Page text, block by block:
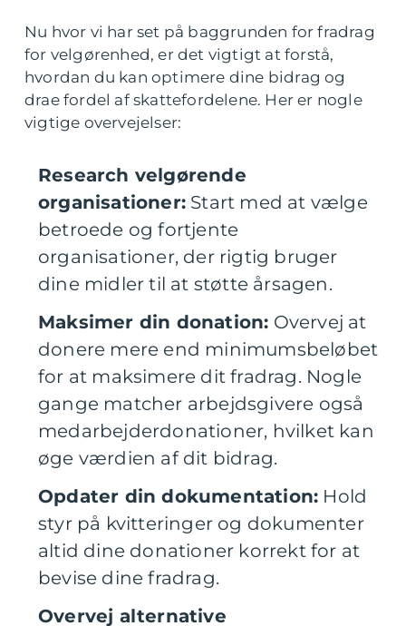
Nu hvor vi har set på baggrunden for fradrag
for velgørenhed, er det vigtigt at forstå,
hvordan du kan optimere dine bidrag og
drae fordel af skattefordelene. Her er nogle
vigtige overvejelser:
Research velgørende
organisationer: Start med at vælge
betroede og fortjente
organisationer, der rigtig bruger
dine midler til at støtte årsagen.
Maksimer din donation: Overvej at
donere mere end minimumsbeløbet
for at maksimere dit fradrag. Nogle
gange matcher arbejdsgivere også
medarbejderdonationer, hvilket kan
øge værdien af dit bidrag.
Opdater din dokumentation: Hold
styr på kvitteringer og dokumenter
altid dine donationer korrekt for at
bevise dine fradrag.
Overvej alternative